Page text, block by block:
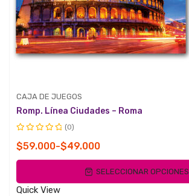
CAJA DE JUEGOS
Romp. Línea Ciudades – Roma
con
0
5
(0)
$49.000
-
$59.000
Rango
de
desde
SELECCIONAR OPCIONES
Quick View